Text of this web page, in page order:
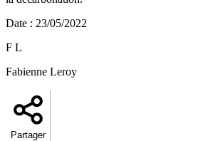
Date : 23/05/2022
F L
Fabienne Leroy
Partager